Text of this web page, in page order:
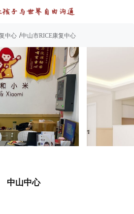
中心 /中山市RICE康复中心
中山中心